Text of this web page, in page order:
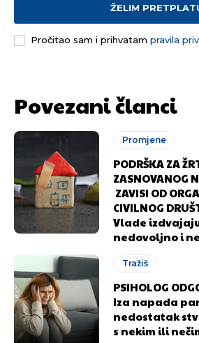
ŽELIM
Pročitao sam i prihvatam pravila
Povezani članci
Promjene
PODRŠKA ZA
ZASNOVANOG
ZAVISI OD
CIVILNOG
Vlade
nedovoljno i
Tražiš
PSIHOLOG
Iza napada
nedostatak
s nekim ili